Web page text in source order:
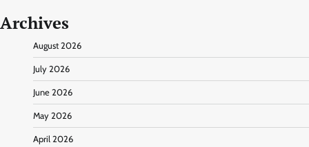
Archives
August 2026
July 2026
June 2026
May 2026
April 2026